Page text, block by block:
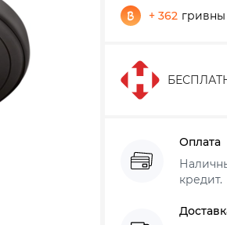
+ 362 гривны
Оплата
кредит.